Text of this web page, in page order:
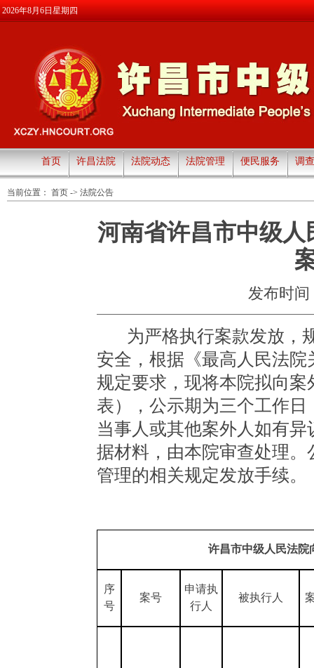
2026年8月6日星期四
首页 许昌法院 法院动态 法院管理 便民服务 调
当前位置： 首页 -> 法院公告
河南省许昌市中级
发布时间
为严格执行案款发放，
安全，根据《最高人民法
规定要求，现将本院拟向
表），公示期为三个工作
当事人或其他案外人如有
据材料，由本院审查处理
管理的相关规定发放手续。
许昌市中级人民法院
序
号
案号
申请执
行人
被执行人